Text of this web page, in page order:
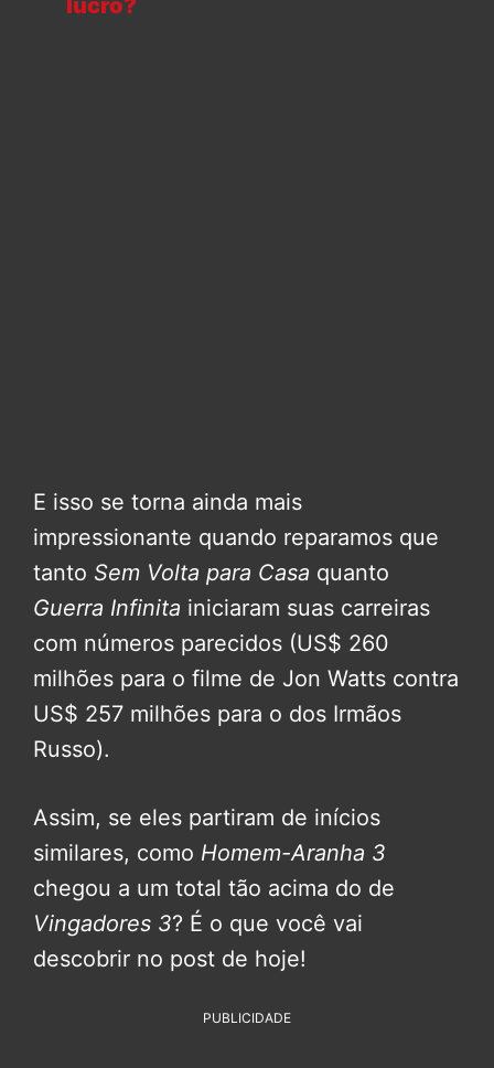
lucro?
E isso se torna ainda mais
impressionante quando reparamos que
tanto Sem Volta para Casa quanto
Guerra Infinita iniciaram suas carreiras
com números parecidos (US$ 260
milhões para o filme de Jon Watts contra
US$ 257 milhões para o dos Irmãos
Russo).
Assim, se eles partiram de inícios
similares, como Homem-Aranha 3
chegou a um total tão acima do de
Vingadores 3? É o que você vai
descobrir no post de hoje!
PUBLICIDADE